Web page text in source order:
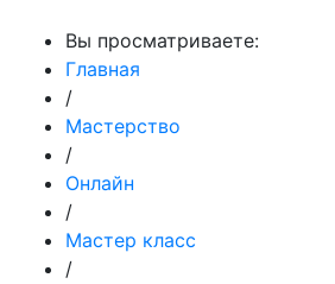
Вы просматриваете:
Главная
/
Мастерство
/
Онлайн
/
Мастер класс
/